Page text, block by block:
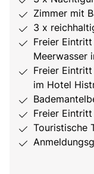
Zimmer mit
3 x
Freier
Meerwasser
Freier
im Hotel
Freier
Touristische